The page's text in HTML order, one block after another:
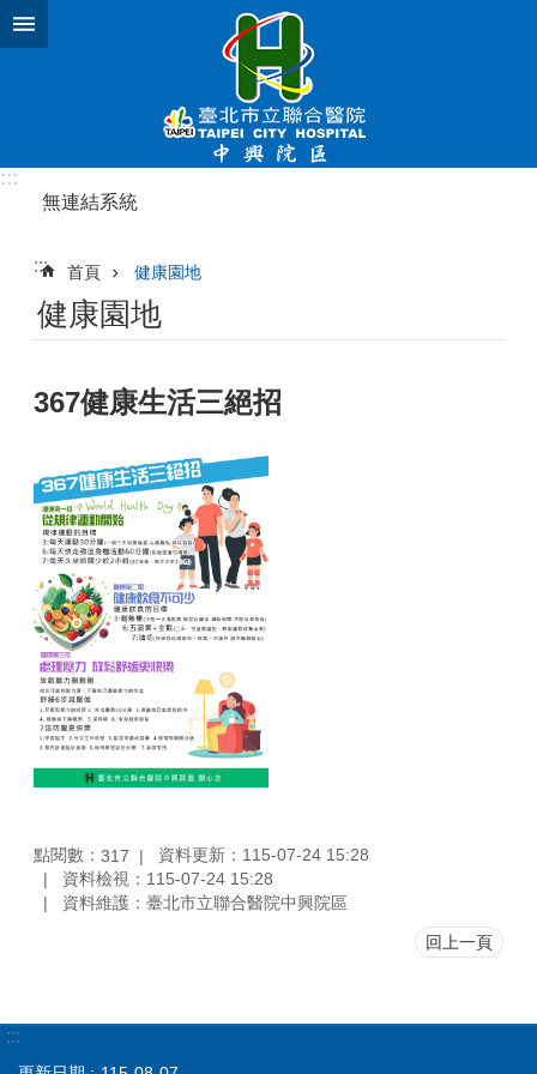
跳到主要內容區塊
:::
無連結系統
::: 首頁 健康園地
健康園地
367健康生活三絕招
點閱數： 317
資料更新：115-07-24 15:28
資料檢視：115-07-24 15:28
資料維護：臺北市立聯合醫院中興院區
回上一頁
:::